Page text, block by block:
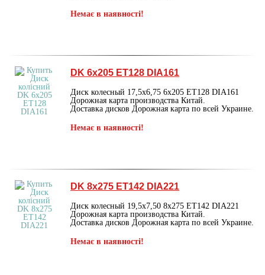
Немає в наявності!
DK 6х205 ET128 DIA161
Диск колесный 17,5х6,75 6х205 ET128 DIA161
Дорожная карта производства Китай.
Доставка дисков Дорожная карта по всей Украине.
Немає в наявності!
DK 8х275 ET142 DIA221
Диск колесный 19,5х7,50 8х275 ET142 DIA221
Дорожная карта производства Китай.
Доставка дисков Дорожная карта по всей Украине.
Немає в наявності!